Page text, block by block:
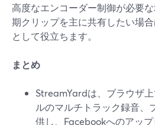
高度なエンコーダー制御が必要
期クリップを主に共有したい場
として役立ちます。
まとめ
StreamYardは、ブラウザ
ルのマルチトラック録音、
供し、Facebookへのアッ